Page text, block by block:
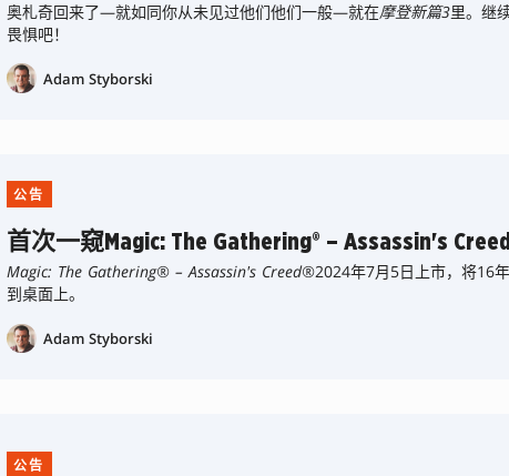
奥札奇回来了—就如同你从未见过他们他们一般—就在摩登新篇3里。继
畏惧吧！
Adam Styborski
公告
首次一窥Magic: The Gathering® – Assassin's
Magic: The Gathering® – Assassin's Creed®2024年7月5日上市，将16
到桌面上。
Adam Styborski
公告